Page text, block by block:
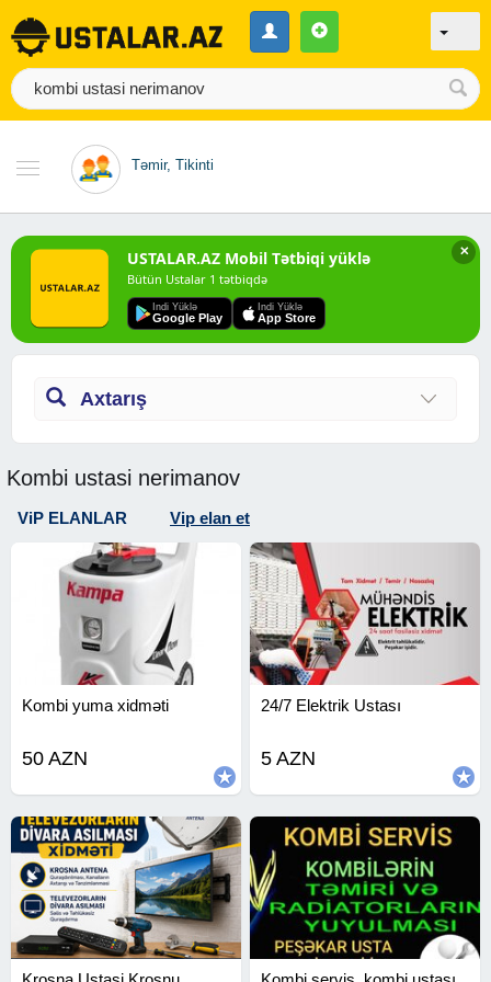
Təmir, Tikinti
✕
USTALAR.AZ Mobil Tətbiqi yüklə
Bütün Ustalar 1 tətbiqdə
Indi Yüklə
Google Play
Indi Yüklə
App Store
Axtarış
Kombi ustasi nerimanov
ViP ELANLAR Vip elan et
Kombi yuma xidməti
50 AZN
24/7 Elektrik Ustası
5 AZN